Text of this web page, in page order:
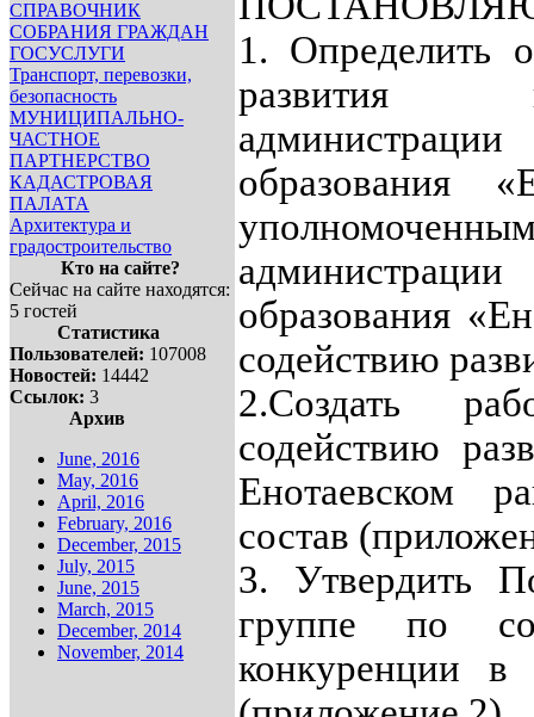
СПРАВОЧНИК
СОБРАНИЯ ГРАЖДАН
ГОСУСЛУГИ
Транспорт, перевозки,
безопасность
МУНИЦИПАЛЬНО-
ЧАСТНОЕ
ПАРТНЕРСТВО
КАДАСТРОВАЯ
ПАЛАТА
Архитектура и
градостроительство
Кто на сайте?
Сейчас на сайте находятся:
5 гостей
Статистика
Пользователей: 107008
Новостей: 14442
Ссылок: 3
Архив
June, 2016
May, 2016
April, 2016
February, 2016
December, 2015
July, 2015
June, 2015
March, 2015
December, 2014
November, 2014
1. Определить
развития
образования
образования
содействию
2.Создать
содействию
Енотаевском
состав
3. Утвердить
группе по
конкуренции в